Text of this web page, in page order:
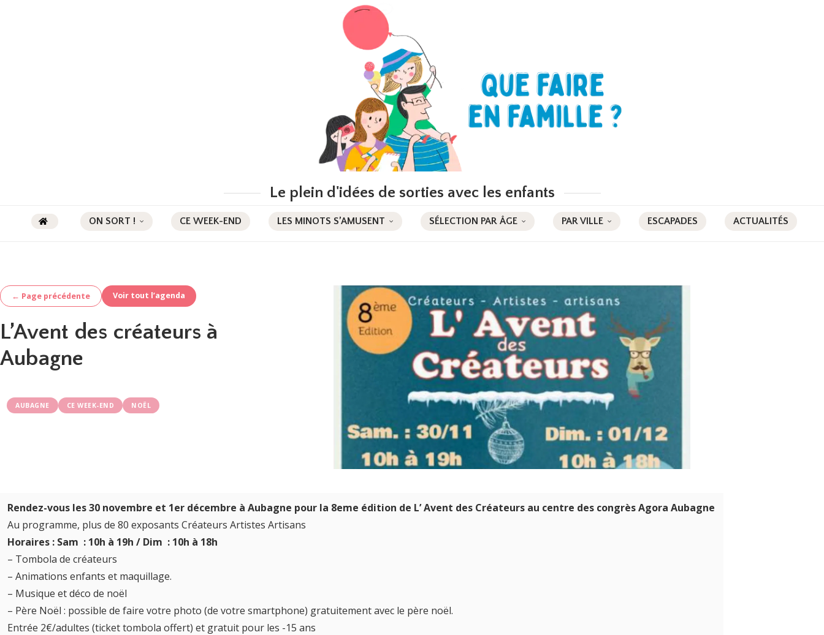
Le plein d'idées de sorties avec les enfants
ON SORT ! CE WEEK-END LES MINOTS S’AMUSENT SÉLECTION PAR ÂGE PAR VILLE ESCAPADES ACTUALITÉS
← Page précédente Voir tout l’agenda
L’Avent des créateurs à
Aubagne
AUBAGNE CE WEEK-END NOËL
Rendez-vous les 30 novembre et 1er décembre à Aubagne pour la 8eme édition de L’ Avent des Créateurs au centre des congrès Agora Aubagne
Au programme, plus de 80 exposants Créateurs Artistes Artisans
Horaires : Sam : 10h à 19h / Dim : 10h à 18h
– Tombola de créateurs
– Animations enfants et maquillage.
– Musique et déco de noël
– Père Noël : possible de faire votre photo (de votre smartphone) gratuitement avec le père noël.
Entrée 2€/adultes (ticket tombola offert) et gratuit pour les -15 ans